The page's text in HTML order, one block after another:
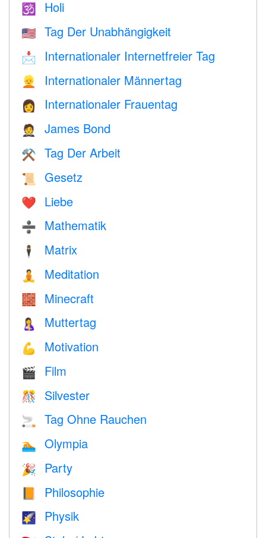
🕉 Holi
🇺🇸 Tag Der Unabhängigkeit
📩 Internationaler Internetfreier Tag
👱 Internationaler Männertag
👩 Internationaler Frauentag
🤵 James Bond
⚒️ Tag Der Arbeit
📜 Gesetz
❤️️ Liebe
➗ Mathematik
🕴️ Matrix
🧘 Meditation
🧱 Minecraft
🤱 Muttertag
💪 Motivation
🎬 Film
🎊 Silvester
🚬 Tag Ohne Rauchen
🏊 Olympia
🎉 Party
Philosophie
🌠 Physik